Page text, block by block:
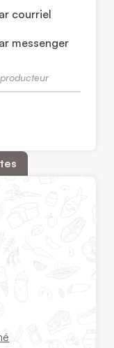
courriel
messenger